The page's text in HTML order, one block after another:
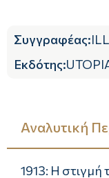
Συγγραφέας:
Εκδότης:
Αναλυτική
1913: Η στιγμή